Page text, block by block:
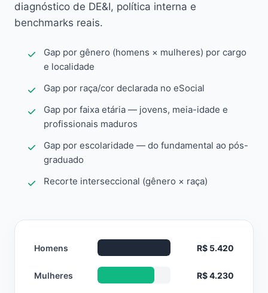
diagnóstico de DE&I, política interna e
benchmarks reais.
Gap por gênero (homens × mulheres) por cargo
e localidade
Gap por raça/cor declarada no eSocial
Gap por faixa etária — jovens, meia-idade e
profissionais maduros
Gap por escolaridade — do fundamental ao pós-
graduado
Recorte interseccional (gênero × raça)
Homens R$ 5.420
Mulheres R$ 4.230